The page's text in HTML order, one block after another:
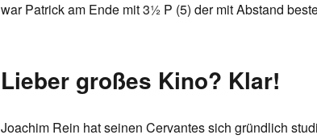
war Patrick am Ende mit 3½ P (5) der mit Abstand
Lieber großes Kino? Klar!
Joachim Rein hat seinen Cervantes sich gründlich